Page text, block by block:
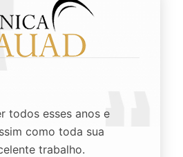
todos esses anos e
como toda sua
trabalho.